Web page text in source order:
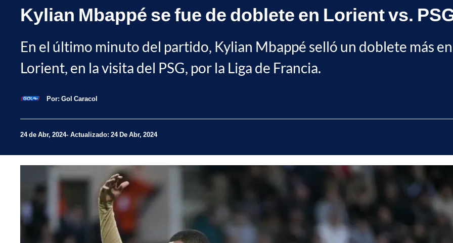
Kylian Mbappé se fue de doblete en Lorient vs.
En el último minuto del partido, Kylian Mbappé selló un doblete más
Lorient, en la visita del PSG, por la Liga de Francia.
Por: Gol Caracol
24 de Abr, 2024 Actualizado: 24 De Abr, 2024